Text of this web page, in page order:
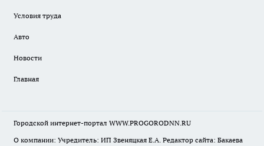
Условия труда
Авто
Новости
Главная
Городской интернет-портал WWW.PROGORODNN.RU
О компании: Учредитель: ИП Звеняцкая Е.А. Редактор сайта: Бакаева